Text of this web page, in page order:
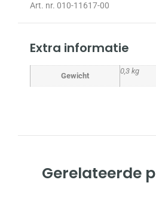
Art. nr. 010-11617-00
Extra informatie
Gewicht
0,3 kg
Gerelateerde